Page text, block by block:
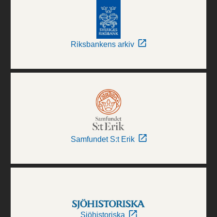
Riksbankens arkiv
Samfundet S:t Erik
Sjöhistoriska